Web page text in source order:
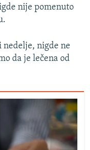
nije pomenuto
nedelje, nigde ne
da je lečena od